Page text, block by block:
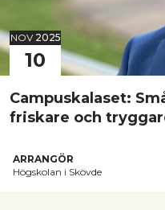
NOV 2025
10
Campuskalaset:
friskare och
ARRANGÖR
Högskolan i Skövde